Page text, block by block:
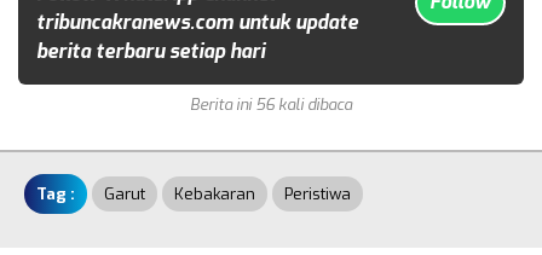
tribuncakranews.com untuk update
berita terbaru setiap hari
Berita ini 56 kali dibaca
Tag : Garut Kebakaran Peristiwa